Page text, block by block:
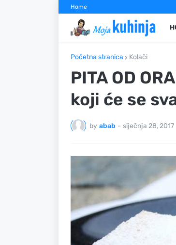
Home
Početna stranica Kolači
PITA OD
koji će se
by abab - siječnja 28, 2017